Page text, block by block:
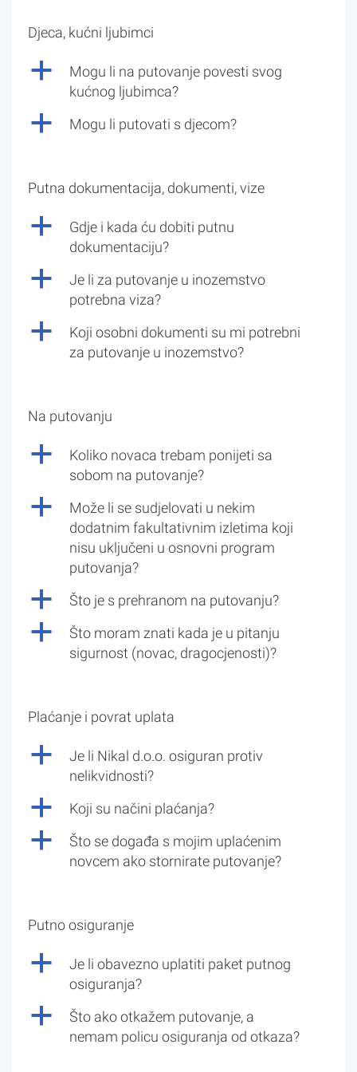
Djeca, kućni ljubimci
a
Mogu li na putovanje povesti svog
kućnog ljubimca?
a Mogu li putovati s djecom?
Putna dokumentacija, dokumenti, vize
a
Gdje i kada ću dobiti putnu
dokumentaciju?
a
Je li za putovanje u inozemstvo
potrebna viza?
a
Koji osobni dokumenti su mi potrebni
za putovanje u inozemstvo?
Na putovanju
a
Koliko novaca trebam ponijeti sa
sobom na putovanje?
a
Može li se sudjelovati u nekim
dodatnim fakultativnim izletima koji
nisu uključeni u osnovni program
putovanja?
a Što je s prehranom na putovanju?
a
Što moram znati kada je u pitanju
sigurnost (novac, dragocjenosti)?
Plaćanje i povrat uplata
a
Je li Nikal d.o.o. osiguran protiv
nelikvidnosti?
a Koji su načini plaćanja?
a
Što se događa s mojim uplaćenim
novcem ako stornirate putovanje?
Putno osiguranje
a
Je li obavezno uplatiti paket putnog
osiguranja?
a
Što ako otkažem putovanje, a
nemam policu osiguranja od otkaza?